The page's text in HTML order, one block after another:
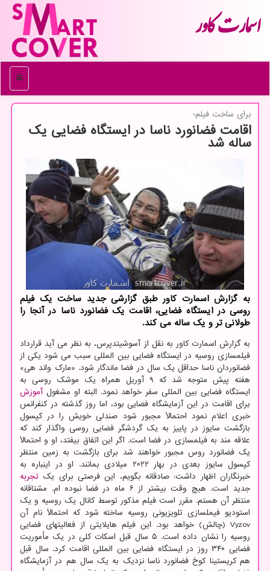
اسمارت كاور
منو
برای ساخت فیلم؛
اقامت فضانورد ناسا در ایستگاه فضایی یك
ساله شد
به گزارش اسمارت کاور طبق گزارشی جدید ساخت یک فیلم
روسی در ایستگاه فضایی، اقامت یک فضانورد ناسا در آنجا را
طولانی تر و یک ساله می کند.
به گزارش اسمارت کاور به نقل از آسوشیتدپرس، به نظر می آید قرارداد
فیلمسازی روسیه در ایستگاه فضایی بین المللی سبب می شود یکی از
فضانوردان ناسا حداقل یک سال در فضا ماندگار شود. «مارک واند هی»
هفته پیش متوجه شد که ۹ آوریل همراه یک موشک روسی به
ایستگاه فضایی بین المللی سفر خواهد نمود. البته او مشغول آموزش
برای اقامت در این آزمایشگاه فضایی بود، اما روز گذشته در کنفرانس
خبری اعلام نمود احتمالاً مجبور شود صندلی خویش را در کپسول
بازگشت سایوز در پاییز به یک گردشگر فضایی روسی واگذار کند که
علاقه مند به فیلمسازی در فضا است. اگر این اتفاق بیفتد، او و احتمالاً
یک فضانورد روس مجبور خواهند شد برای بازگشت به زمین منتظر
کپسول سایوز بعدی در بهار ۲۰۲۲ میلادی بمانند. او در اینباره به
خبرنگاران اظهار داشت: صادقانه بگویم، این فرصتی برای یک تجربه
جدید است. هیچ وقت بیشتر از ۶ ماه در فضا نبوده ام. مشتاقانه
منتظر آن هستم. مقرر است فیلم مذکور توسط کانال یک روسیه و یک
استودیو فیملسازی تلویزیونی روسیه ساخته شود که احتمالاً نام آن
Vyzov (چالش) خواهد بود. این فیلم هایلایتی از فعالیتهای فضایی
روسیه را نشان داده است. ۵ سال قبل اسکات کلی در یک مأموریت
فضایی ۳۴۰ روز در ایستگاه فضایی بین المللی اقامت کرد. سال قبل
هم کریستینا کوخ فضانورد ناسا نزدیک به یک سال هم در آزمایشگاه